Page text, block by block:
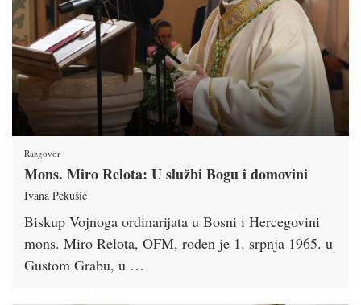
Razgovor
Mons. Miro Relota: U službi Bogu i domovini
Ivana Pekušić
Biskup Vojnoga ordinarijata u Bosni i Hercegovini
mons. Miro Relota, OFM, rođen je 1. srpnja 1965. u
Gustom Grabu, u …